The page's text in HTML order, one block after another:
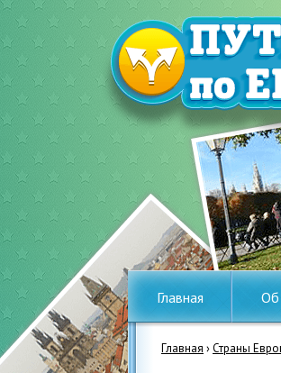
Главная Об
Главная ›Страны